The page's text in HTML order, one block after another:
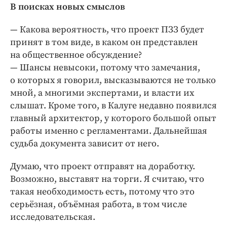
В поисках новых смыслов
— Какова вероятность, что проект ПЗЗ будет
принят в том виде, в каком он представлен
на общественное обсуждение?
— Шансы невысоки, потому что замечания,
о которых я говорил, высказываются не только
мной, а многими экспертами, и власти их
слышат. Кроме того, в Калуге недавно появился
главный архитектор, у которого большой опыт
работы именно с регламентами. Дальнейшая
судьба документа зависит от него.
Думаю, что проект отправят на доработку.
Возможно, выставят на торги. Я считаю, что
такая необходимость есть, потому что это
серьёзная, объёмная работа, в том числе
исследовательская.